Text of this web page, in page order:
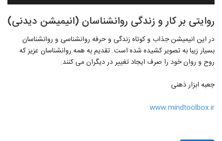
روایتی بر کار و زندگی روانشناسان (انیمیشن دیدنی)
در این انیمیشن جذاب و کوتاه زندگی و حرفه روانشناسی و روانشناسان
بسیار زیبا به تصویر کشیده شده است. تقدیم به همه روانشناسان عزیز که
روح و روان خود را صرف ایجاد تغییر در دیگران می کنند.
جعبه ابزار ذهنی
www.mindtoolbox.ir